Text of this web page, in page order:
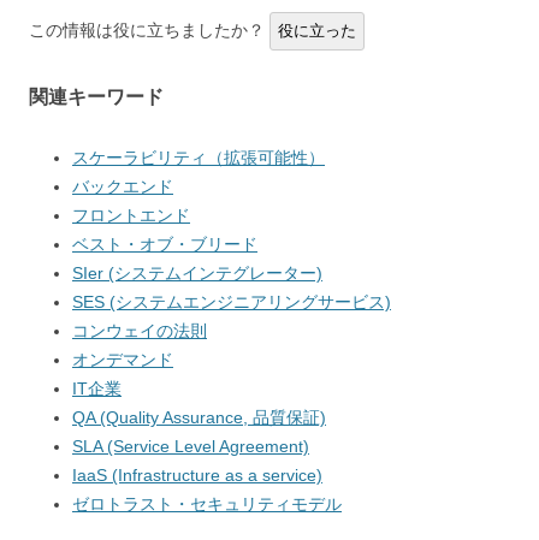
この情報は役に立ちましたか？ 役に立った
関連キーワード
スケーラビリティ（拡張可能性）
バックエンド
フロントエンド
ベスト・オブ・ブリード
SIer (システムインテグレーター)
SES (システムエンジニアリングサービス)
コンウェイの法則
オンデマンド
IT企業
QA (Quality Assurance, 品質保証)
SLA (Service Level Agreement)
IaaS (Infrastructure as a service)
ゼロトラスト・セキュリティモデル